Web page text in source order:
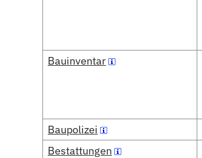
Bauinventar
Baupolizei
Bestattungen